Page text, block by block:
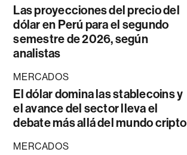
Las proyecciones del precio del
dólar en Perú para el segundo
semestre de 2026, según
analistas
MERCADOS
El dólar domina las stablecoins y
el avance del sector lleva el
debate más allá del mundo cripto
MERCADOS